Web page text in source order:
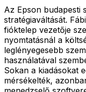
Az Epson budapesti
stratégiaváltását.
fióktelep vezetője
nyomtatásnál a
leglényegesebb
használatával
Sokan a kiadásokat
mérsékelték,